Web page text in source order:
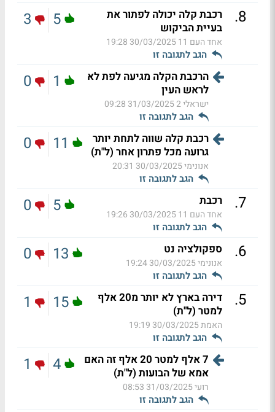
8
.
רכבת קלה יכולה לפתור את
בעיית הביקוש
אחד העם 11 30/03/2025 19:28
הגב לתגובה זו
5
3
הרכבת הקלה מגיעה לפת לא
לראש העין
ישראלי 2 31/03/2025 09:28
הגב לתגובה זו
1
0
רכבת קלה שווה לתחת יותר
גרועה מכל פתרון אחר (ל"ת)
אנונימי30/03/2025 20:31
הגב לתגובה זו
11
0
7
. רכבת
אחד העם 11 30/03/2025 19:26
הגב לתגובה זו
5
0
6
. ספקולציה נט
אנונימי30/03/2025 19:24
הגב לתגובה זו
13
0
5
.
דירה בארץ לא יותר מ20 אלף
למטר (ל"ת)
האמת30/03/2025 19:19
הגב לתגובה זו
15
1
7 אלף למטר 20 אלף זה האם
אמא של הבועות (ל"ת)
רועי31/03/2025 08:53
הגב לתגובה זו
4
1